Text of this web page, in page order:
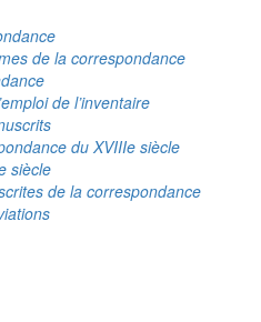
de la correspondance
de l’inventaire
du XVIIIe siècle
siècle
de la correspondance